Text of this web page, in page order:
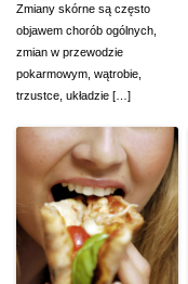
Zmiany skórne są często
objawem chorób ogólnych,
zmian w przewodzie
pokarmowym, wątrobie,
trzustce, układzie […]